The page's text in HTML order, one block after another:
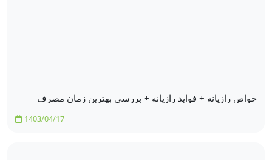
خواص رازیانه + فواید رازیانه + بررسی بهترین زمان مصرف
1403/04/17